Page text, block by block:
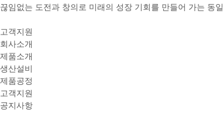
끊임없는 도전과 창의로 미래의 성장 기회를 만들어 가는 동일
고객지원
회사소개
제품소개
생산설비
제품공정
고객지원
공지사항